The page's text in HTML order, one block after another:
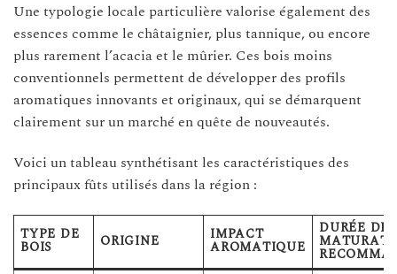
Une typologie locale particulière valorise également des
essences comme le châtaignier, plus tannique, ou encore
plus rarement l’acacia et le mûrier. Ces bois moins
conventionnels permettent de développer des profils
aromatiques innovants et originaux, qui se démarquent
clairement sur un marché en quête de nouveautés.
Voici un tableau synthétisant les caractéristiques des
principaux fûts utilisés dans la région :
TYPE DE
BOIS ORIGINE IMPACT
AROMATIQUE
DURÉE DE